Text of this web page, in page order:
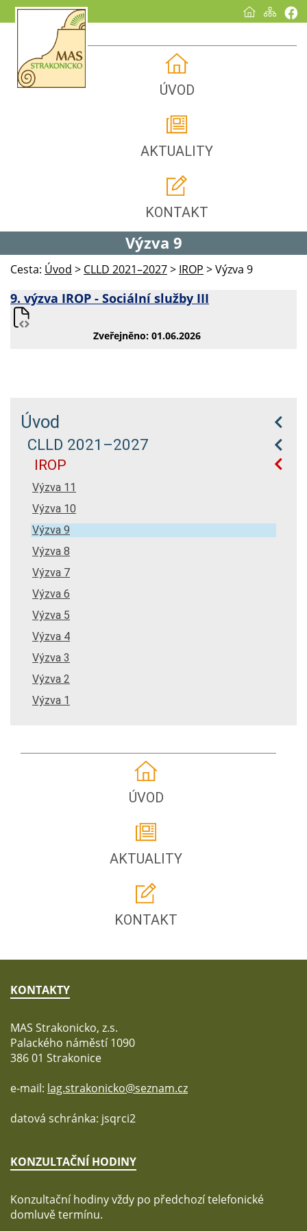
ÚVOD
AKTUALITY
KONTAKT
Výzva 9
Cesta: Úvod > CLLD 2021–2027> IROP >Výzva 9
9. výzva IROP - Sociální služby III
Zveřejněno: 01.06.2026
Úvod
CLLD 2021–2027
IROP
Výzva 11
Výzva 10
Výzva 9
Výzva 8
Výzva 7
Výzva 6
Výzva 5
Výzva 4
Výzva 3
Výzva 2
Výzva 1
ÚVOD
AKTUALITY
KONTAKT
KONTAKTY
MAS Strakonicko, z.s.
Palackého náměstí 1090
386 01 Strakonice
e-mail: lag.strakonicko@seznam.cz
datová schránka: jsqrci2
KONZULTAČNÍ HODINY
Konzultační hodiny vždy po předchozí telefonické
domluvě termínu.